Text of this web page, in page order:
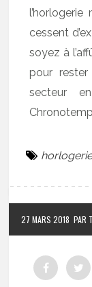
cessent
soyez à
pour
secteur
27 MARS 2018 PAR